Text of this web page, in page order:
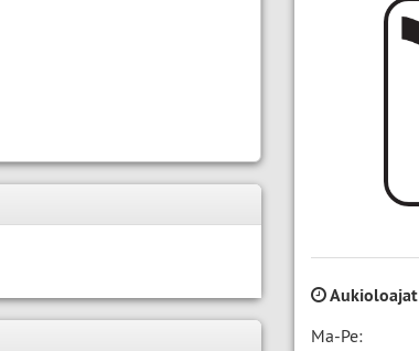
Aukioloajat
Ma-Pe: